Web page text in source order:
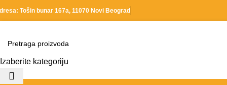
Tošin bunar 167a, 11070 Novi Beograd
Izaberite kategoriju